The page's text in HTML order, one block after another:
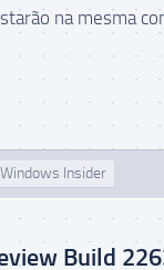
na mesma
Windows Insider
Build